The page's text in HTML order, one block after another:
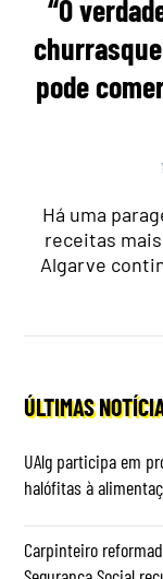
“O
pode
Há uma
receitas
Algarve
ÚLTIMAS
UAlg participa em
halófitas à
Carpinteiro